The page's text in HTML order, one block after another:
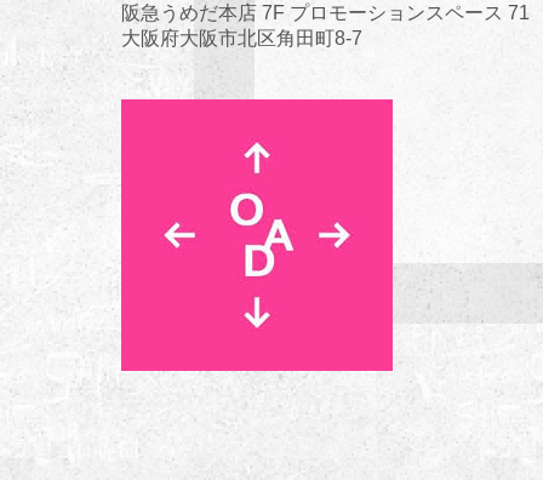
阪急うめだ本店 7F プロモーションスペース 71
大阪府大阪市北区角田町8-7